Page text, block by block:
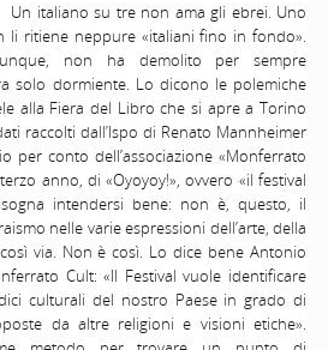
Un italiano su tre non ama gli ebrei. Uno
li ritiene neppure «italiani fino in fondo».
non ha demolito per sempre
solo dormiente. Lo dicono le polemiche
alla Fiera del Libro che si apre a Torino
raccolti dall’Ispo di Renato Mannheimer
per conto dell’associazione «Monferrato
anno, di «Oyoyoy!», ovvero «il festival
intendersi bene: non è, questo, il
nelle varie espressioni dell’arte, della
via. Non è così. Lo dice bene Antonio
Cult: «Il Festival vuole identificare
culturali del nostro Paese in grado di
da altre religioni e visioni etiche».